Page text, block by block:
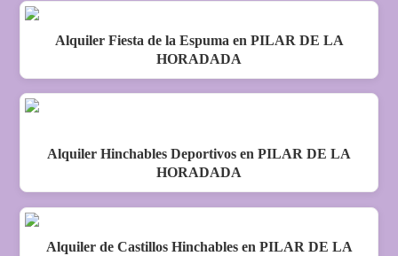
Alquiler Fiesta de la Espuma en PILAR DE LA
HORADADA
Alquiler Hinchables Deportivos en PILAR DE LA
HORADADA
Alquiler de Castillos Hinchables en PILAR DE LA